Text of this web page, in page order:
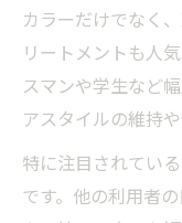
カラーだけでなく
リートメントも人
スマンや学生など
アスタイルの維持
特に注目されてい
です。他の利用者